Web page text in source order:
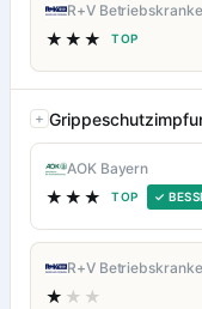
R+V
★★★ TOP
AOK Bayern
★★★ TOP ✓
R+V
★ ★★